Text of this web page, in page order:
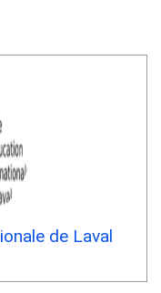
de Laval